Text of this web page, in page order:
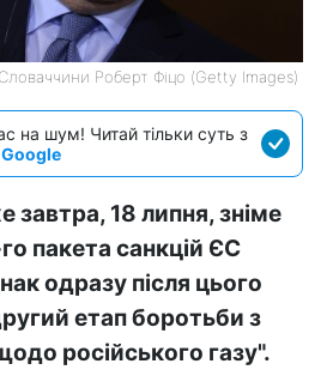
Роберт Фіцо (Getty Images)
на шум! Читай тільки суть з
завтра, 18 липня, зніме
пакета санкцій ЄС
одразу після цього
етап боротьби з
російського газу".